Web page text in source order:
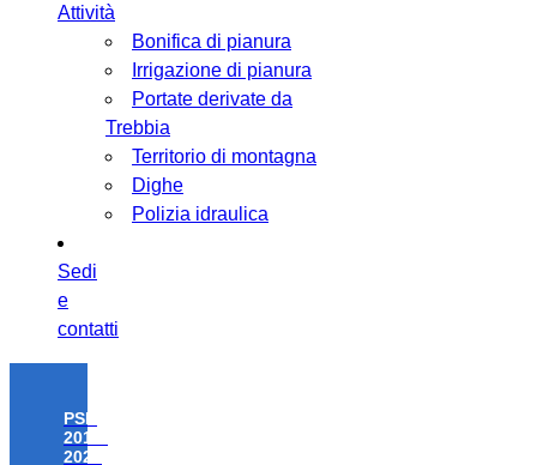
Attività
Bonifica di pianura
Irrigazione di pianura
Portate derivate da
Trebbia
Territorio di montagna
Dighe
Polizia idraulica
Sedi
e
contatti
PSR
2014-
2020